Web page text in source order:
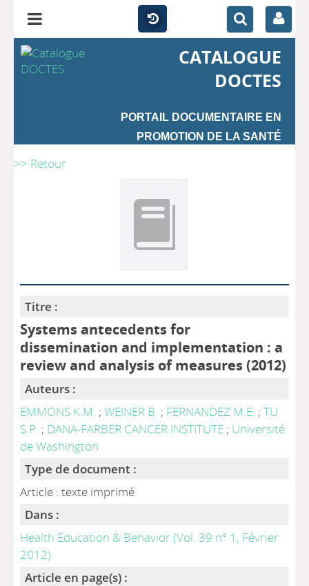
CATALOGUE
DOCTES
PORTAIL DOCUMENTAIRE EN
PROMOTION DE LA SANTÉ
>> Retour
Titre :
Systems antecedents for
dissemination and implementation : a
review and analysis of measures (2012)
Auteurs :
EMMONS K.M. ;WEINER B. ; FERNANDEZ M.E. ;TU
S.P. ; DANA-FARBER CANCER INSTITUTE ; Université
de Washington
Type de document :
Article : texte imprimé
Dans :
Health Education & Behavior (Vol. 39 n° 1, Février
2012)
Article en page(s) :